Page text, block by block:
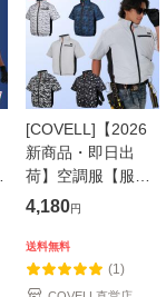
[COVELL]【2026
新商品・即日出
荷】空調服【服の
み】 半袖 最新
症対策 誕生日 作業
着 空気調冷服 空気
冷風服 釣り
4,180円
送料無料
(1)